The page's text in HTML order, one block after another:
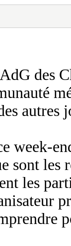
des
autres
week-
sont les
les